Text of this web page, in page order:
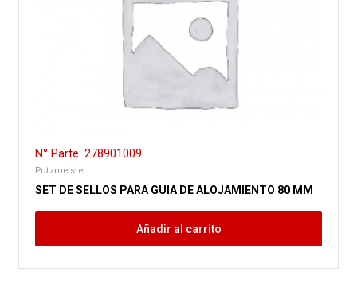
N° Parte: 278901009
Putzmeister
SET DE SELLOS PARA GUIA DE ALOJAMIENTO 80 MM
Añadir al carrito